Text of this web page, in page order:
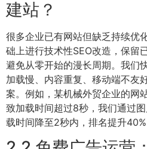
建站？
很多企业已有网站但缺乏持续优
础上进行技术性SEO改造，保留
避免从零开始的漫长周期。我们
加载慢、内容重复、移动端不友
案。例如，某机械外贸企业的网
致加载时间超过8秒，我们通过
载时间降至2秒内，排名提升40%